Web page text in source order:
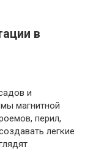
в
и
магнитной
перил,
легкие